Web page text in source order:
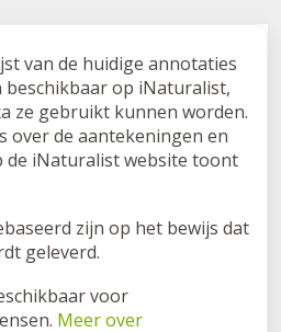
van de huidige annotaties
beschikbaar op iNaturalist,
ze gebruikt kunnen worden.
over de aantekeningen en
de iNaturalist website toont
zijn op het bewijs dat
geleverd.
voor
Meer over